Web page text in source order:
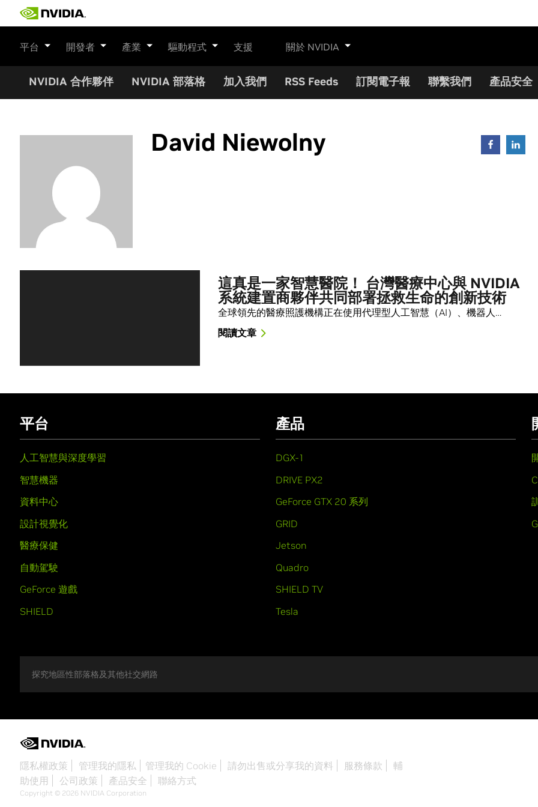
平台 開發者 產業 驅動程式 支援 關於 NVIDIA
NVIDIA 合作夥伴 NVIDIA 部落格 加入我們 RSS Feeds 訂閱電子報 聯繫我們 產品安全
David Niewolny
這真是一家智慧醫院！ 台灣醫療中心與 NVIDIA
系統建置商夥伴共同部署拯救生命的創新技術
全球領先的醫療照護機構正在使用代理型人工智慧（AI）、機器人…
閱讀文章
平台
人工智慧與深度學習
智慧機器
資料中心
設計視覺化
醫療保健
自動駕駛
GeForce 遊戲
SHIELD
產品
DGX-1
DRIVE PX2
GeForce GTX 20 系列
GRID
Jetson
Quadro
SHIELD TV
Tesla
探究地區性部落格及其他社交網路
隱私權政策 管理我的隱私 管理我的 Cookie 請勿出售或分享我的資料 服務條款
輔
助使用
公司政策 產品安全 聯絡方式
Copyright © 2026 NVIDIA Corporation